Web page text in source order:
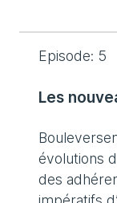
Episode: 5
Les
évolutions
des